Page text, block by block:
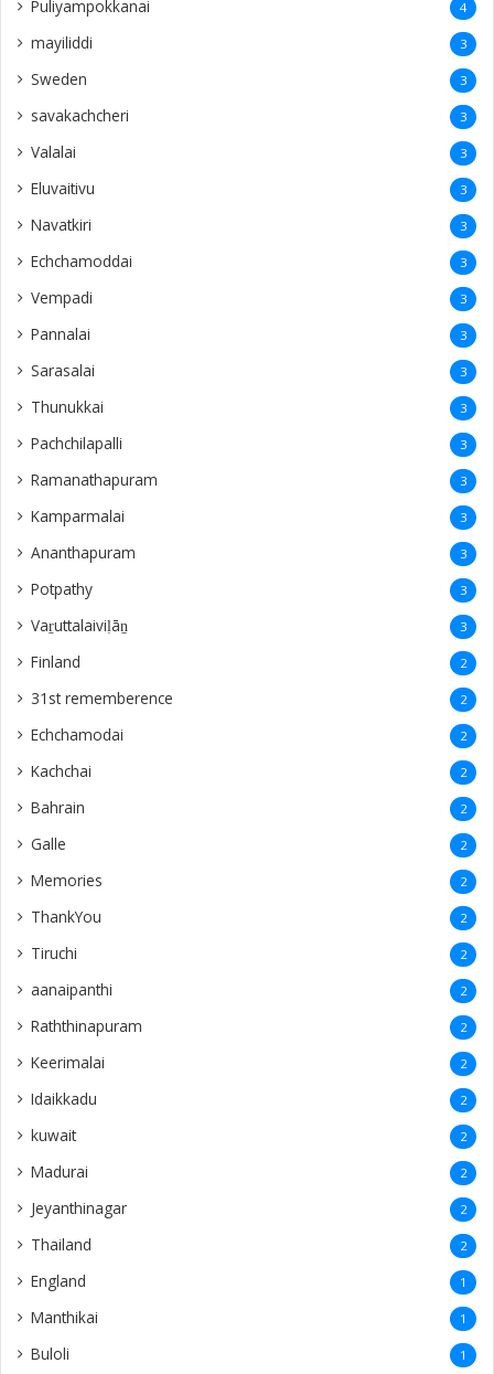
Puliyampokkanai 4
mayiliddi 3
Sweden 3
savakachcheri 3
Valalai 3
Eluvaitivu 3
Navatkiri 3
Echchamoddai 3
Vempadi 3
Pannalai 3
Sarasalai 3
Thunukkai 3
Pachchilapalli 3
Ramanathapuram 3
Kamparmalai 3
Ananthapuram 3
‎Potpathy 3
Vaṟuttalaiviḷāṉ 3
Finland 2
31st rememberence 2
Echchamodai 2
Kachchai 2
Bahrain 2
Galle 2
Memories 2
ThankYou 2
Tiruchi 2
aanaipanthi 2
Raththinapuram 2
Keerimalai 2
Idaikkadu 2
kuwait 2
Madurai 2
Jeyanthinagar 2
Thailand 2
England 1
Manthikai 1
Buloli 1